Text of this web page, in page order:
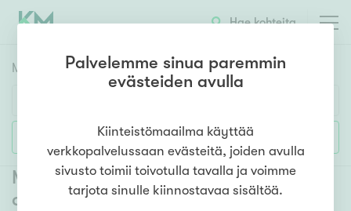
Hae kohteita
Myyntikohteet
Huoneluku
1h 2h 3h 4h 5h+
Lisää hakuehtoja
Myytävät mökit ja vapaa-ajan
asunnot Loppi Launonen (1)
Palvelemme sinua paremmin
evästeiden avulla
Kiinteistömaailma käyttää
verkkopalvelussaan evästeitä, joiden avulla
sivusto toimii toivotulla tavalla ja voimme
tarjota sinulle kiinnostavaa sisältöä.